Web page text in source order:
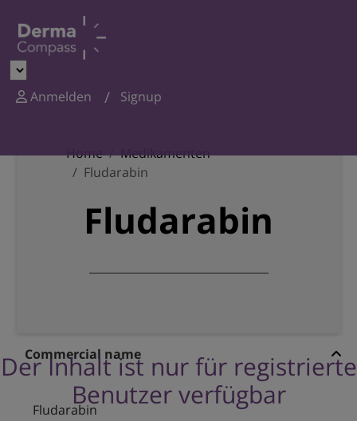
Anmelden Signup
Home
Medikamenten
Fludarabin
Fludarabin
Der Inhalt ist nur für registrierte
Benutzer verfügbar
Commercial name
Fludarabin